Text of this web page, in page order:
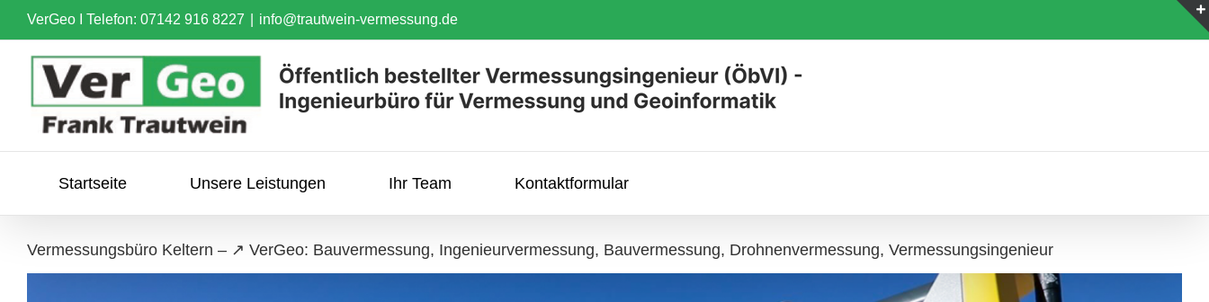
Skip
to
content
VerGeo I Telefon: 07142 916 8227 info@trautwein-vermessung.de
Startseite Unsere Leistungen Ihr Team Kontaktformular
Vermessungsbüro Keltern – ↗️ VerGeo: Bauvermessung, Ingenieurvermessung, Bauvermessung, Drohnenvermessung, Vermessungsingenieur